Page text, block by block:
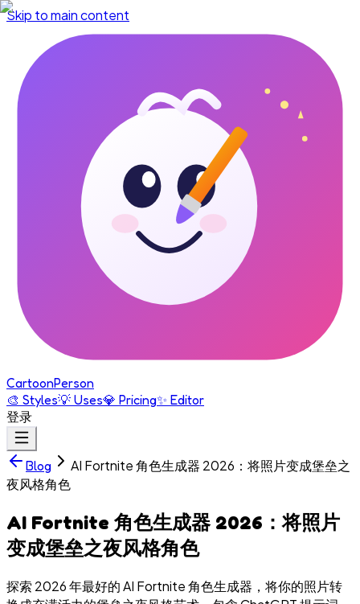
Skip to main content
CartoonPerson
🎨 Styles💡 Uses💎 Pricing✨ Editor
登录
Blog
AI Fortnite 角色生成器 2026：将照片变成堡垒之
夜风格角色
AI Fortnite 角色生成器 2026：将照片
变成堡垒之夜风格角色
探索 2026 年最好的 AI Fortnite 角色生成器，将你的照片转